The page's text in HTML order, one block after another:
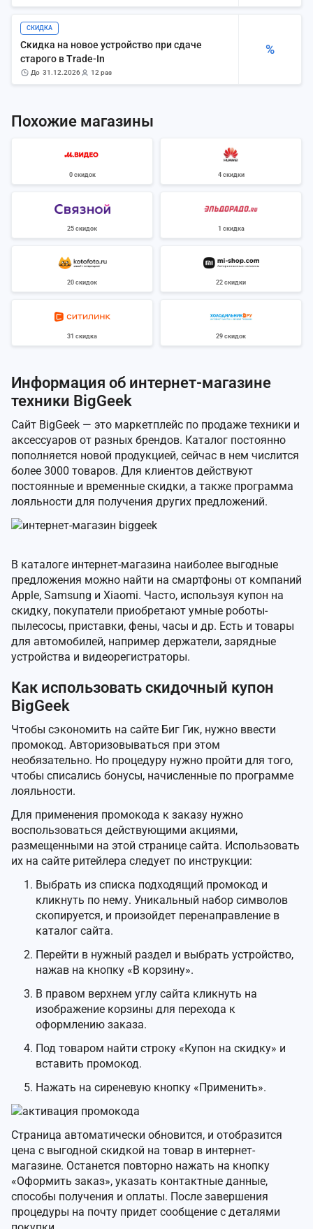
%
СКИДКА
Скидка на новое устройство при сдаче
старого в Trade-In
до 31.12.2026 12 раз
Похожие магазины
0 скидок 4 скидки
25 скидок 1 скидка
20 скидок 22 скидки
31 скидка 29 скидок
Информация об интернет-магазине
техники BigGeek
Сайт BigGeek — это маркетплейс по продаже техники и
аксессуаров от разных брендов. Каталог постоянно
пополняется новой продукцией, сейчас в нем числится
более 3000 товаров. Для клиентов действуют
постоянные и временные скидки, а также программа
лояльности для получения других предложений.
В каталоге интернет-магазина наиболее выгодные
предложения можно найти на смартфоны от компаний
Apple, Samsung и Xiaomi. Часто, используя купон на
скидку, покупатели приобретают умные роботы-
пылесосы, приставки, фены, часы и др. Есть и товары
для автомобилей, например держатели, зарядные
устройства и видеорегистраторы.
Как использовать скидочный купон
BigGeek
Чтобы сэкономить на сайте Биг Гик, нужно ввести
промокод. Авторизовываться при этом
необязательно. Но процедуру нужно пройти для того,
чтобы списались бонусы, начисленные по программе
лояльности.
Для применения промокода к заказу нужно
воспользоваться действующими акциями,
размещенными на этой странице сайта. Использовать
их на сайте ритейлера следует по инструкции:
Выбрать из списка подходящий промокод и
кликнуть по нему. Уникальный набор символов
скопируется, и произойдет перенаправление в
каталог сайта.
Перейти в нужный раздел и выбрать устройство,
нажав на кнопку «В корзину».
В правом верхнем углу сайта кликнуть на
изображение корзины для перехода к
оформлению заказа.
Под товаром найти строку «Купон на скидку» и
вставить промокод.
Нажать на сиреневую кнопку «Применить».
Страница автоматически обновится, и отобразится
цена с выгодной скидкой на товар в интернет-
магазине. Останется повторно нажать на кнопку
«Оформить заказ», указать контактные данные,
способы получения и оплаты. После завершения
процедуры на почту придет сообщение с деталями